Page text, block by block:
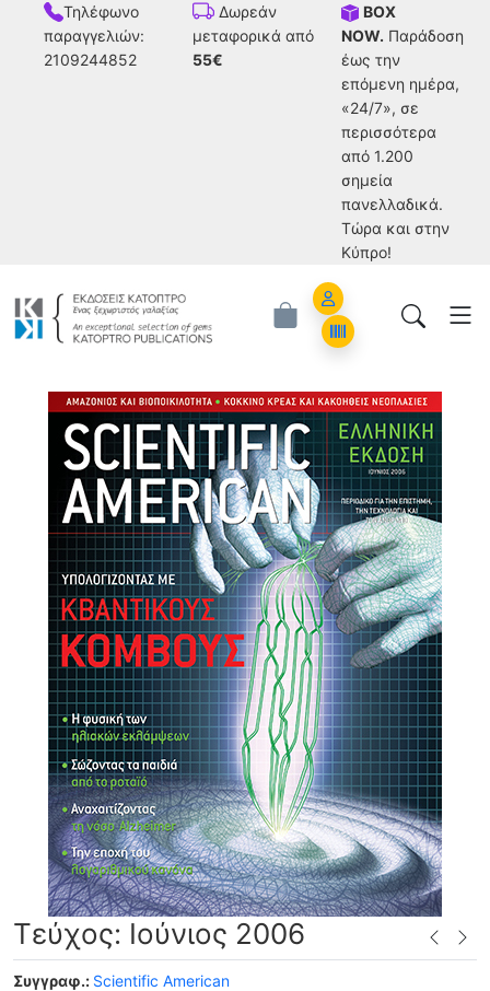
Τηλέφωνο
παραγγελιών:
2109244852
Δωρεάν
μεταφορικά από
55€
BOX
NOW. Παράδοση
έως την
επόμενη ημέρα,
«24/7», σε
περισσότερα
από 1.200
σημεία
πανελλαδικά.
Tώρα και στην
Κύπρο!
Account
Orders
Τεύχος: Ιούνιος 2006
Συγγραφ.: Scientific American